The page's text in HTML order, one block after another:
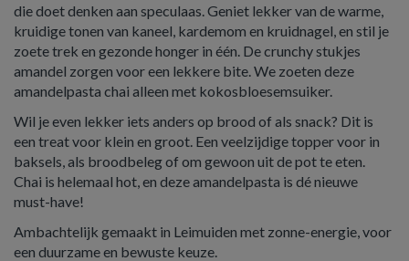
die doet denken aan speculaas. Geniet lekker van de warme,
kruidige tonen van kaneel, kardemom en kruidnagel, en stil je
zoete trek en gezonde honger in één. De crunchy stukjes
amandel zorgen voor een lekkere bite. We zoeten deze
amandelpasta chai alleen met kokosbloesemsuiker.
Wil je even lekker iets anders op brood of als snack? Dit is
een treat voor klein en groot. Een veelzijdige topper voor in
baksels, als broodbeleg of om gewoon uit de pot te eten.
Chai is helemaal hot, en deze amandelpasta is dé nieuwe
must-have!
Ambachtelijk gemaakt in Leimuiden met zonne-energie, voor
een duurzame en bewuste keuze.